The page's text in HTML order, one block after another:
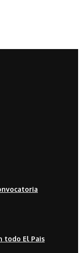
todo El Pais